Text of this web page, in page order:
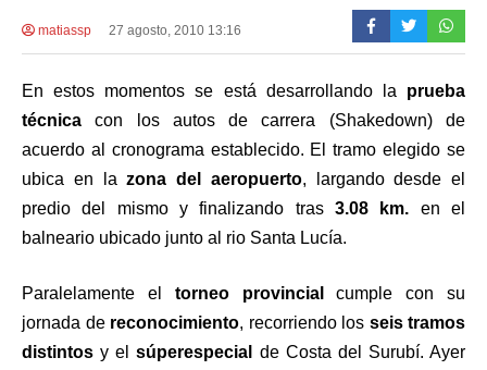
matiassp 27 agosto, 2010 13:16
En estos momentos se está desarrollando la prueba
técnica con los autos de carrera (Shakedown) de
acuerdo al cronograma establecido. El tramo elegido se
ubica en lazona del aeropuerto, largando desde el
predio del mismo y finalizando tras 3.08 km. en el
balneario ubicado junto al rio Santa Lucía.
Paralelamente el torneo provincial
cumple con su
jornada de reconocimiento, recorriendo los seis tramos
distintos y elsúperespecial
de Costa del Surubí. Ayer